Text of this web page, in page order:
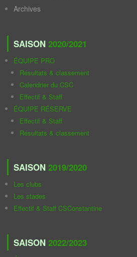
Archives
SAISON 2020/2021
ÉQUIPE PRO
Résultats & classement
Calendrier du CSC
Effectif & Staff
ÉQUIPE RÉSERVE
Effectif & Staff
Résultats & classement
SAISON 2019/2020
Les clubs
Les stades
Effectif & Staff CSConstantine
SAISON 2022/2023